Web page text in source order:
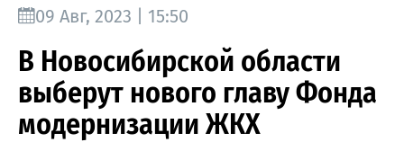
09 Авг, 2023 | 15:50
В Новосибирской области
выберут нового главу Фонда
модернизации ЖКХ